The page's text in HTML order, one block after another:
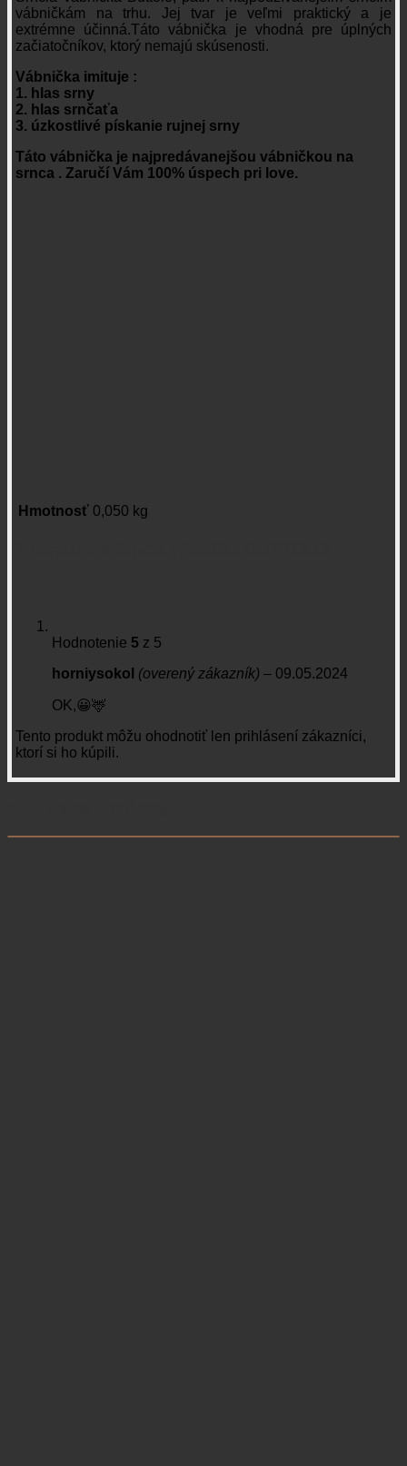
vábničkám na trhu. Jej tvar je veľmi praktický a je
extrémne účinná.Táto vábnička je vhodná pre úplných
začiatočníkov, ktorý nemajú skúsenosti.
Vábnička imituje :
1. hlas srny
2. hlas srnčaťa
3. úzkostlivé pískanie rujnej srny
Táto vábnička je najpredávanejšou vábničkou na
srnca . Zaručí Vám 100% úspech pri love.
Hmotnosť 0,050 kg
Hodnotenie 5 z 5
horniysokol (overený zákazník) – 09.05.2024
OK,😀🦌
Tento produkt môžu ohodnotiť len prihlásení zákazníci,
ktorí si ho kúpili.